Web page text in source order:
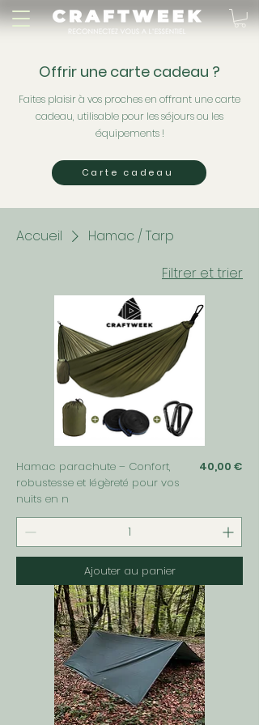
Offrir une carte cadeau ?
Faites plaisir à vos proches en offrant une carte
cadeau, utilisable pour les séjours ou les
équipements !
Carte cadeau
Accueil
Hamac / Tarp
Filtrer et trier
Hamac parachute – Confort,
robustesse et légèreté pour vos
nuits en n
Prix
40,00 €
Ajouter au panier